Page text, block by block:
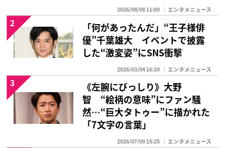
2026/08/08 11:00 エンタメニュース
「何があったんだ」“王子様俳
優”千葉雄大 イベントで披露
した“激変姿”にSNS衝撃
2026/03/04 16:20 エンタメニュース
2
《左腕にびっしり》大野
智 “絵柄の意味”にファン騒
然…“巨大タトゥー”に描かれた
「7文字の言葉」
2026/07/09 15:25 エンタメニュース
3